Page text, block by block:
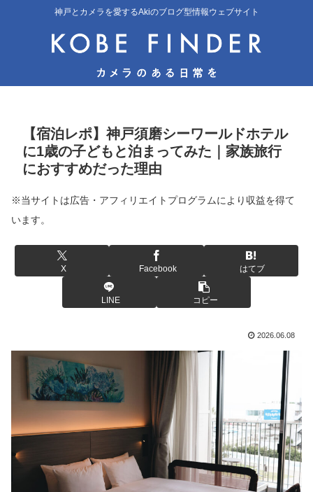
神戸とカメラを愛するAkiのブログ型情報ウェブサイト
【宿泊レポ】神戸須磨シーワールドホテル
に1歳の子どもと泊まってみた｜家族旅行
におすすめだった理由
※当サイトは広告・アフィリエイトプログラムにより収益を得て
います。
X Facebook はてブ
LINE コピー
2026.06.08